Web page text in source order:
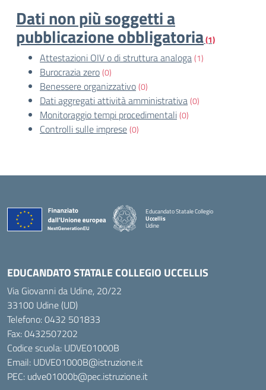
Dati non più soggetti a
pubblicazione obbligatoria(1)
Attestazioni OIV o di struttura analoga(1)
Burocrazia zero(0)
Benessere organizzativo(0)
Dati aggregati attività amministrativa(0)
Monitoraggio tempi procedimentali(0)
Controlli sulle imprese(0)
Educandato Statale Collegio
Uccellis
Udine
EDUCANDATO STATALE COLLEGIO UCCELLIS
Via Giovanni da Udine, 20/22
33100 Udine (UD)
Telefono:0432 501833
Fax: 0432507202
Codice scuola: UDVE01000B
Email: UDVE01000B@istruzione.it
PEC: udve01000b@pec.istruzione.it